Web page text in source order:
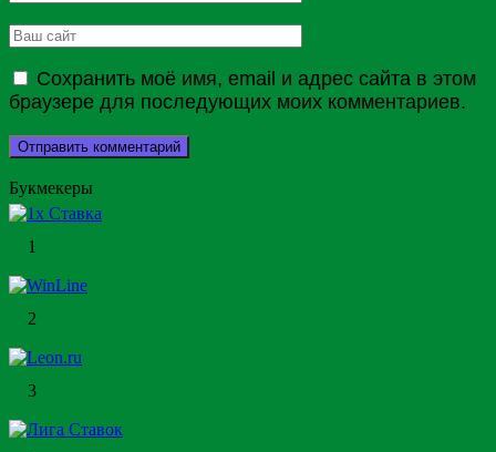
Сохранить моё имя, email и адрес сайта в этом
браузере для последующих моих комментариев.
Букмекеры
1
2
3